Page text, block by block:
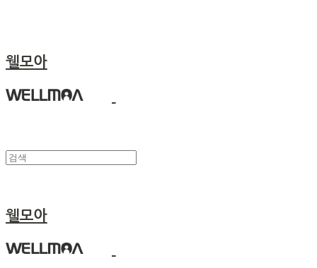
웰모아
웰모아